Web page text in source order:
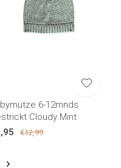
6-12mnds
Cloudy Mint
€12,99